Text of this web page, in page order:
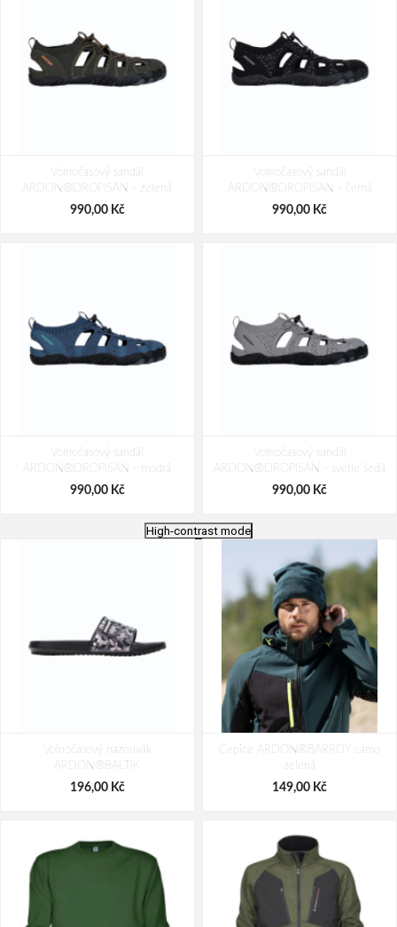
Volnočasový sandál
ARDON®DROPISAN - zelená
990,00 Kč
Volnočasový sandál
ARDON®DROPISAN - černá
990,00 Kč
Volnočasový sandál
ARDON®DROPISAN - modrá
990,00 Kč
Volnočasový sandál
ARDON®DROPISAN - světle šedá
990,00 Kč
ARDON®DROPISAN - Hi-vis žlutá
990,00 Kč
Volnočasový sandál
ARDON®SUNSET modrá
1 049,00 Kč
High-contrast mode
Volnočasový nazouvák
ARDON®BALTIK
196,00 Kč
Čepice ARDON®BARRDY camo
zelená
149,00 Kč